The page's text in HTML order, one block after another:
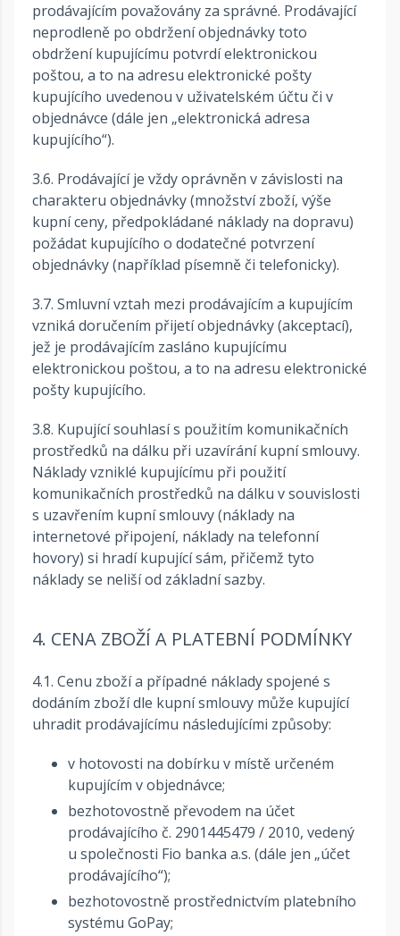
prodávajícím považovány za správné. Prodávající
neprodleně po obdržení objednávky toto
obdržení kupujícímu potvrdí elektronickou
poštou, a to na adresu elektronické pošty
kupujícího uvedenou v uživatelském účtu či v
objednávce (dále jen „elektronická adresa
kupujícího“).
3.6. Prodávající je vždy oprávněn v závislosti na
charakteru objednávky (množství zboží, výše
kupní ceny, předpokládané náklady na dopravu)
požádat kupujícího o dodatečné potvrzení
objednávky (například písemně či telefonicky).
3.7. Smluvní vztah mezi prodávajícím a kupujícím
vzniká doručením přijetí objednávky (akceptací),
jež je prodávajícím zasláno kupujícímu
elektronickou poštou, a to na adresu elektronické
pošty kupujícího.
3.8. Kupující souhlasí s použitím komunikačních
prostředků na dálku při uzavírání kupní smlouvy.
Náklady vzniklé kupujícímu při použití
komunikačních prostředků na dálku v souvislosti
s uzavřením kupní smlouvy (náklady na
internetové připojení, náklady na telefonní
hovory) si hradí kupující sám, přičemž tyto
náklady se neliší od základní sazby.
4. CENA ZBOŽÍ A PLATEBNÍ PODMÍNKY
4.1. Cenu zboží a případné náklady spojené s
dodáním zboží dle kupní smlouvy může kupující
uhradit prodávajícímu následujícími způsoby:
v hotovosti na dobírku v místě určeném
kupujícím v objednávce;
bezhotovostně převodem na účet
prodávajícího č. 2901445479 / 2010, vedený
u společnosti Fio banka a.s. (dále jen „účet
prodávajícího“);
bezhotovostně prostřednictvím platebního
systému GoPay;